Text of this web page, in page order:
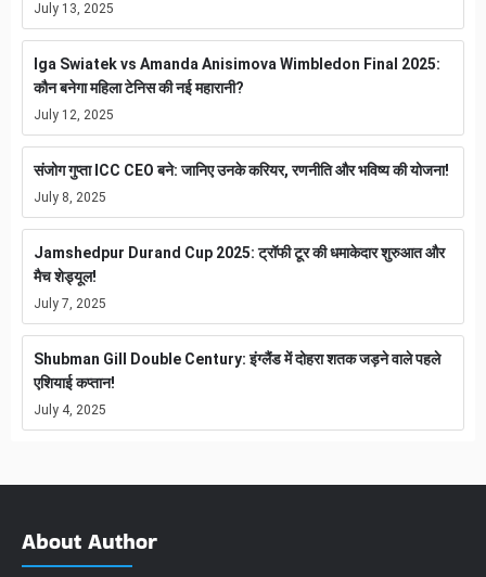
July 13, 2025
Iga Swiatek vs Amanda Anisimova Wimbledon Final 2025:
कौन बनेगा महिला टेनिस की नई महारानी?
July 12, 2025
संजोग गुप्ता ICC CEO बने: जानिए उनके करियर, रणनीति और भविष्य की योजना!
July 8, 2025
Jamshedpur Durand Cup 2025: ट्रॉफी टूर की धमाकेदार शुरुआत और
मैच शेड्यूल!
July 7, 2025
Shubman Gill Double Century: इंग्लैंड में दोहरा शतक जड़ने वाले पहले
एशियाई कप्तान!
July 4, 2025
About Author